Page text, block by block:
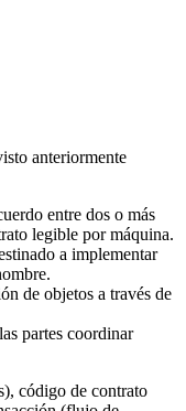
anteriormente
entre dos o más
legible por máquina.
a implementar
de objetos a través de
partes coordinar
código de contrato